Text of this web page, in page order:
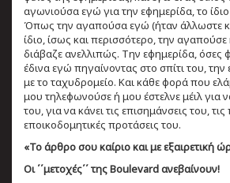
αγωνιούσα εγώ για την εφημερίδα, το
Όπως την αγαπούσα εγώ (ήταν άλλωστε
ίδιο, ίσως και περισσότερο, την αγαπούσε
διάβαζε ανελλιπώς. Την εφημερίδα, όσες
έδινα εγώ πηγαίνοντας στο σπίτι του,
με το ταχυδρομείο. Και κάθε φορά που
μου τηλεφωνούσε ή μου έστελνε μέιλ για
του, για να κάνει τις επισημάνσεις του,
εποικοδομητικές προτάσεις του.
«Το άρθρο σου καίριο και με εξαιρετική
Οι ΄΄μετοχές΄΄ τηςBoulevardανεβαίνουν!